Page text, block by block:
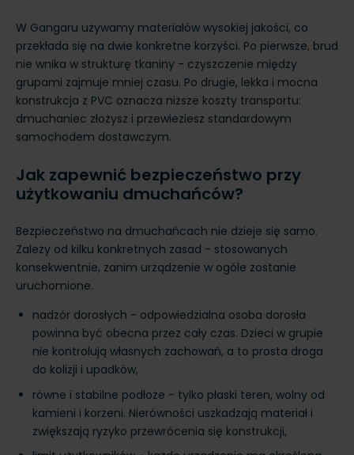
W Gangaru używamy materiałów wysokiej jakości, co
przekłada się na dwie konkretne korzyści. Po pierwsze, brud
nie wnika w strukturę tkaniny - czyszczenie między
grupami zajmuje mniej czasu. Po drugie, lekka i mocna
konstrukcja z PVC oznacza niższe koszty transportu:
dmuchaniec złożysz i przewieziesz standardowym
samochodem dostawczym.
Jak zapewnić bezpieczeństwo przy
użytkowaniu dmuchańców?
Bezpieczeństwo na dmuchańcach nie dzieje się samo.
Zależy od kilku konkretnych zasad - stosowanych
konsekwentnie, zanim urządzenie w ogóle zostanie
uruchomione.
nadzór dorosłych - odpowiedzialna osoba dorosła
powinna być obecna przez cały czas. Dzieci w grupie
nie kontrolują własnych zachowań, a to prosta droga
do kolizji i upadków,
równe i stabilne podłoże - tylko płaski teren, wolny od
kamieni i korzeni. Nierówności uszkadzają materiał i
zwiększają ryzyko przewrócenia się konstrukcji,